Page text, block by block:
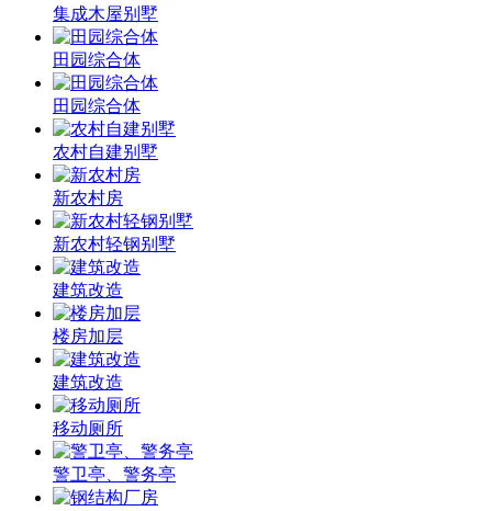
集成木屋别墅
田园综合体
田园综合体
农村自建别墅
新农村房
新农村轻钢别墅
建筑改造
楼房加层
建筑改造
移动厕所
警卫亭、警务亭